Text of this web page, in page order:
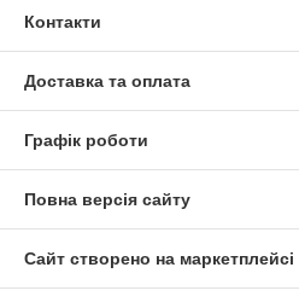
Контакти
Доставка та оплата
Графік роботи
Повна версія сайту
Сайт створено на маркетплейсі